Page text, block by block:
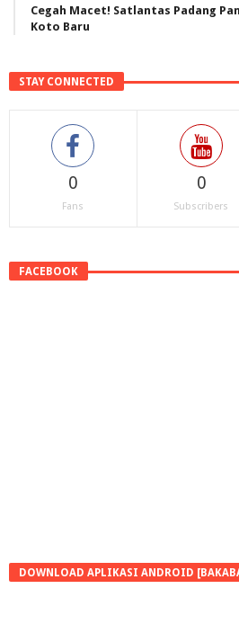
Cegah Macet! Satlantas Padang
Koto Baru
STAY CONNECTED
0
Fans
0
Subscribers
FACEBOOK
DOWNLOAD APLIKASI ANDROID